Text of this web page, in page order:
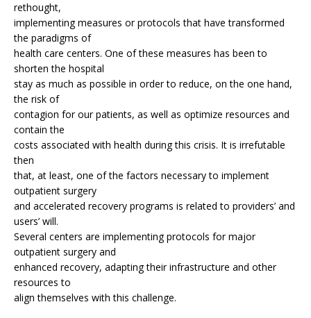
rethought,
implementing measures or protocols that have transformed
the paradigms of
health care centers. One of these measures has been to
shorten the hospital
stay as much as possible in order to reduce, on the one hand,
the risk of
contagion for our patients, as well as optimize resources and
contain the
costs associated with health during this crisis. It is irrefutable
then
that, at least, one of the factors necessary to implement
outpatient surgery
and accelerated recovery programs is related to providers’ and
users’ will.
Several centers are implementing protocols for major
outpatient surgery and
enhanced recovery, adapting their infrastructure and other
resources to
align themselves with this challenge.